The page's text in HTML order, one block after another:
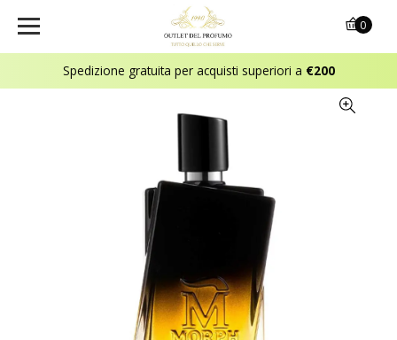
Spedizione gratuita per acquisti superiori a €200
0